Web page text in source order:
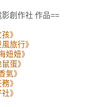
創作社 作品==
》
旅行》
妞妞》
蛋》
氣》
》
》